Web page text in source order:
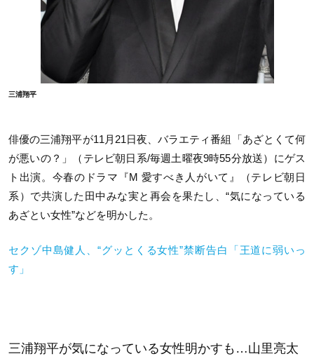
三浦翔平
俳優の三浦翔平が11月21日夜、バラエティ番組「あざとくて何
が悪いの？」（テレビ朝日系/毎週土曜夜9時55分放送）にゲス
ト出演。今春のドラマ『M 愛すべき人がいて』（テレビ朝日
系）で共演した田中みな実と再会を果たし、“気になっている
あざとい女性”などを明かした。
セクゾ中島健人、“グッとくる女性”禁断告白「王道に弱いっ
す」
三浦翔平が気になっている女性明かすも…山里亮太